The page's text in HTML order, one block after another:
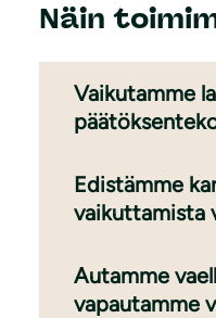
Näin
Vaikutamme
Edistämme
vaikuttamista
Autamme
vapautamme